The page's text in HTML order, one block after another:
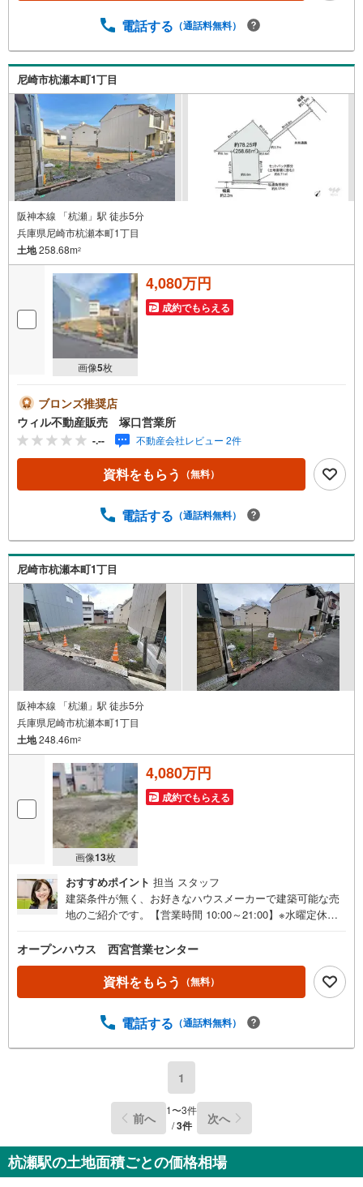
備 8店舗すべて駅前にございますが、お車でのお越しも大
件多数ございます。 地域密着の当店では2000万円台の新
築戸建や、1000万円台の中古マンションを始め多数物件を
取り扱っています。Yahoo！不動産に掲載しきれない物件
もご紹介できます。お気軽にお問合せください。弊社
電話する （通話料無料）
尼崎市杭瀬本町1丁目
阪神本線 「杭瀬」駅 徒歩5分
兵庫県尼崎市杭瀬本町1丁目
土地258.68m2
画像5枚
4,080万円
成約でもらえる
ブロンズ推奨店
ウィル不動産販売 塚口営業所
-.-- 不動産会社レビュー 2件
資料をもらう （無料）
電話する （通話料無料）
尼崎市杭瀬本町1丁目
阪神本線 「杭瀬」駅 徒歩5分
兵庫県尼崎市杭瀬本町1丁目
土地248.46m2
画像13枚
4,080万円
成約でもらえる
おすすめポイント 担当 スタッフ
建築条件が無く、お好きなハウスメーカーで建築可能な売
地のご紹介です。【営業時間 10:00～21:00】※水曜定休上
軽にご連絡ください！現地を見学される場合は「室内・現
地を見学する（無料）」ボタンよりご希望の日時をご記入
いただけますとスムーズにご案内が可能です。◎現地のご
案内について・平日や夜遅い時間帯もご案内が可能 ※定休
いたします。・車でご自宅や最寄り駅等、ご指定の場所ま
◎個別FP相談会 無料物件のご紹介だけでなく住宅ロー
ン・資金のご相談、まずは家探しについて話を聞きたいと
いう方も大歓迎です！年間8000棟以上の限定物件を発表し
ているオープンハウスだから出会える物件が多数ございま
す。ぜひお気軽にご連絡・ご相談ください！※限定物件:当
ープンハウス・ディベロップメントの物件
オープンハウス 西宮営業センター
資料をもらう （無料）
電話する （通話料無料）
1
前へ 1〜3件
/3件 次へ
杭瀬駅の土地面積ごとの価格相場